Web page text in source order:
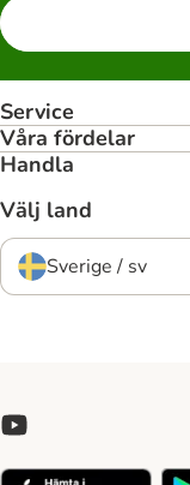
Service
Våra fördelar
Handla
Välj land
Sverige / sv